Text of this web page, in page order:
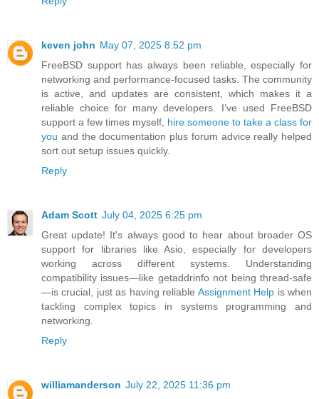
keven john May 07, 2025 8:52 pm
FreeBSD support has always been reliable, especially for
networking and performance-focused tasks. The community
is active, and updates are consistent, which makes it a
reliable choice for many developers. I’ve used FreeBSD
support a few times myself, hire someone to take a class for
you and the documentation plus forum advice really helped
sort out setup issues quickly.
Reply
Adam Scott July 04, 2025 6:25 pm
Great update! It's always good to hear about broader OS
support for libraries like Asio, especially for developers
working across different systems. Understanding
compatibility issues—like getaddrinfo not being thread-safe
—is crucial, just as having reliable Assignment Help is when
tackling complex topics in systems programming and
networking.
Reply
williamanderson July 22, 2025 11:36 pm